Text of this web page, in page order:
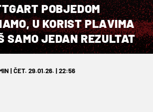
POBJEDOM
U KORIST PLAVIMA
SAMO JEDAN REZULTAT
| ČET. 29.01.26. | 22:56